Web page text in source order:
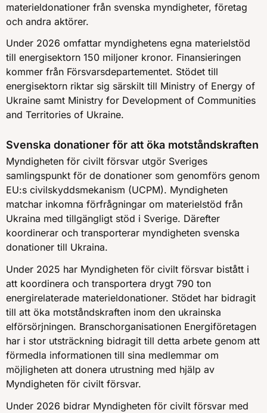
materieldonationer från svenska myndigheter, företag
och andra aktörer.
Under 2026 omfattar myndighetens egna materielstöd
till energisektorn 150 miljoner kronor. Finansieringen
kommer från Försvarsdepartementet. Stödet till
energisektorn riktar sig särskilt till Ministry of Energy of
Ukraine samt Ministry for Development of Communities
and Territories of Ukraine.
Svenska donationer för att öka motståndskraften
Myndigheten för civilt försvar utgör Sveriges
samlingspunkt för de donationer som genomförs genom
EU:s civilskyddsmekanism (UCPM). Myndigheten
matchar inkomna förfrågningar om materielstöd från
Ukraina med tillgängligt stöd i Sverige. Därefter
koordinerar och transporterar myndigheten svenska
donationer till Ukraina.
Under 2025 har Myndigheten för civilt försvar bistått i
att koordinera och transportera drygt 790 ton
energirelaterade materieldonationer. Stödet har bidragit
till att öka motståndskraften inom den ukrainska
elförsörjningen. Branschorganisationen Energiföretagen
har i stor utsträckning bidragit till detta arbete genom att
förmedla informationen till sina medlemmar om
möjligheten att donera utrustning med hjälp av
Myndigheten för civilt försvar.
Under 2026 bidrar Myndigheten för civilt försvar med